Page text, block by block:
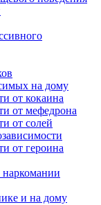
на дому
от кокаина
от мефедрона
от солей
от героина
наркомании
и на дому